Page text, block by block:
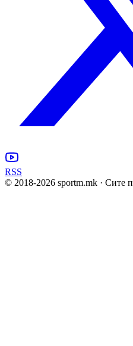
RSS
© 2018-2026 sportm.mk · Сите